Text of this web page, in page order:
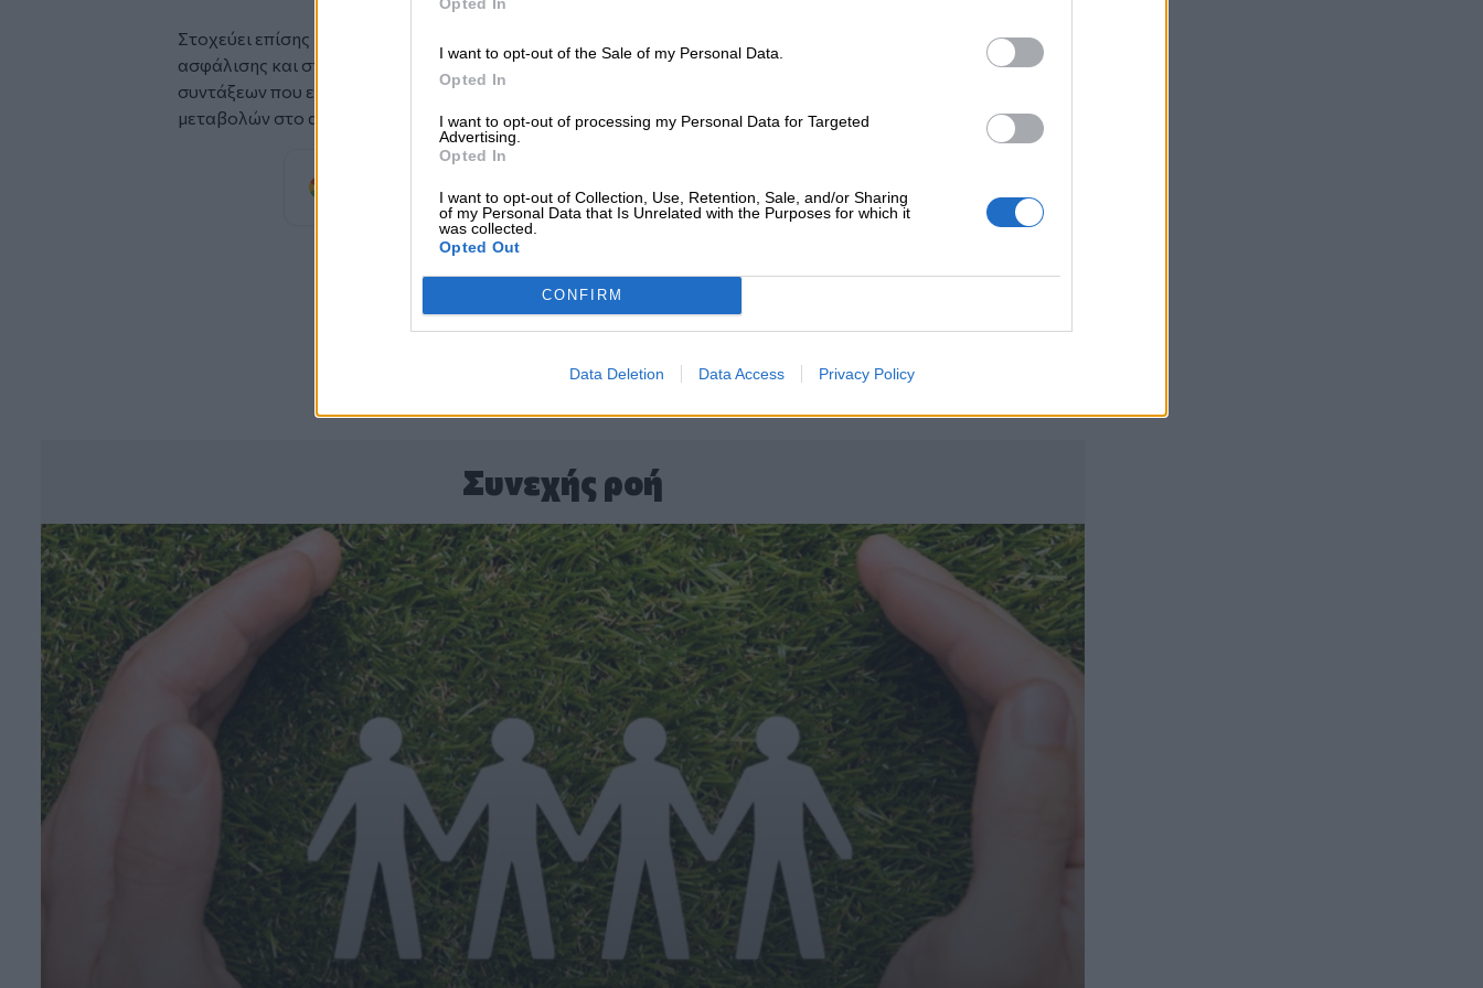
I want to opt-out of the Sale of my Personal Data.
Opted In
I want to opt-out of processing my Personal Data for Targeted
Advertising.
Opted In
I want to opt-out of Collection, Use, Retention, Sale, and/or Sharing
of my Personal Data that Is Unrelated with the Purposes for which it
was collected.
Opted Out
CONFIRM
Data Deletion Data Access Privacy Policy
Στοχεύει επίσης στην αξιοποίηση συνεργιών μεταξύ των διαφόρων κλάδων
ασφάλισης και στην ετοιμότητά της να υποδεχθεί συμβόλαια συμπληρωματικών
συντάξεων που είναι βέβαιο πως θα προκύψουν στην αγορά λόγω των
μεταβολών στο ασφαλιστικό.
προτιμώμενη πηγή ενημέρωσης στο Google
ΝΤΥΝΑΝ»
Συνεχής ροή